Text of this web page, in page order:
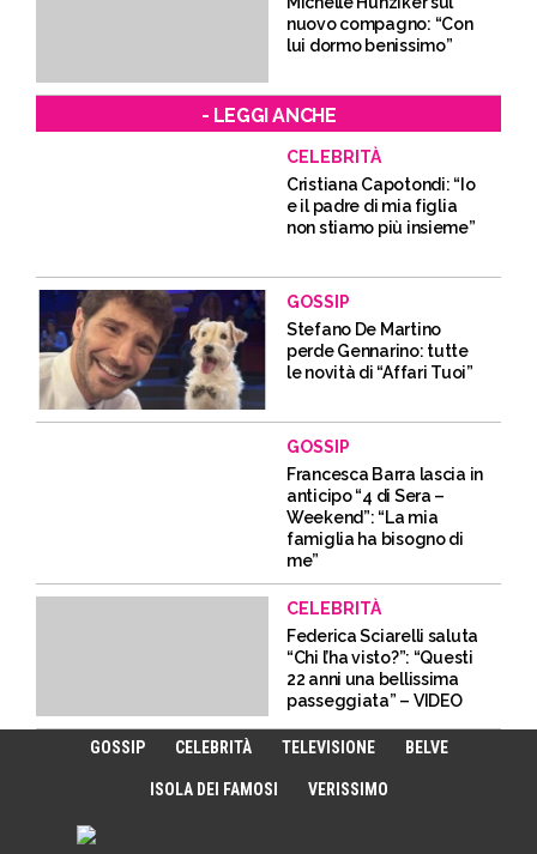
nuovo compagno: “Con
lui dormo benissimo”
- LEGGI ANCHE
CELEBRITÀ
Cristiana Capotondi: “Io
e il padre di mia figlia
non stiamo più insieme”
GOSSIP
Stefano De Martino
perde Gennarino: tutte
le novità di “Affari Tuoi”
GOSSIP
Francesca Barra lascia in
anticipo “4 di Sera –
Weekend”: “La mia
famiglia ha bisogno di
me”
CELEBRITÀ
Federica Sciarelli saluta
“Chi l’ha visto?”: “Questi
22 anni una bellissima
passeggiata” – VIDEO
GOSSIP CELEBRITÀ TELEVISIONE BELVE
ISOLA DEI FAMOSI VERISSIMO